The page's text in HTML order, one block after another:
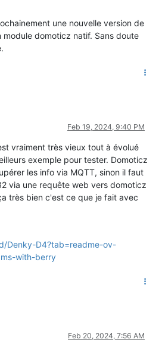
une nouvelle version de
domoticz natif. Sans doute
Feb 19, 2024, 9:40 PM
vraiment très vieux tout à évolué
exemple pour tester. Domoticz
les info via MQTT, sinon il faut
via une requête web vers domoticz
très bien c'est ce que je fait avec
Denky-D4?tab=readme-ov-
with-berry
Feb 20, 2024, 7:56 AM